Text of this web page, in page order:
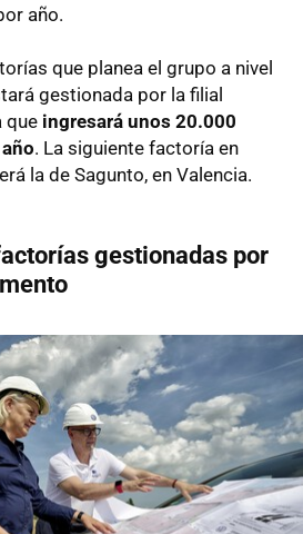
año.
que planea el grupo a nivel
gestionada por la filial
que ingresará unos 20.000
. La siguiente factoría en
la de Sagunto, en Valencia.
gestionadas por